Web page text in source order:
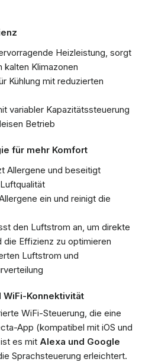
Heizleistung, sorgt
kalten Klimazonen
Kühlung mit reduzierten
variabler Kapazitätssteuerung
Betrieb
für mehr Komfort
Allergene und beseitigt
ein und reinigt die
den Luftstrom an, um direkte
die Effizienz zu optimieren
Luftstrom und
WiFi-Konnektivität
WiFi-Steuerung, die eine
App (kompatibel mit iOS und
es mit Alexa und Google
Sprachsteuerung erleichtert.